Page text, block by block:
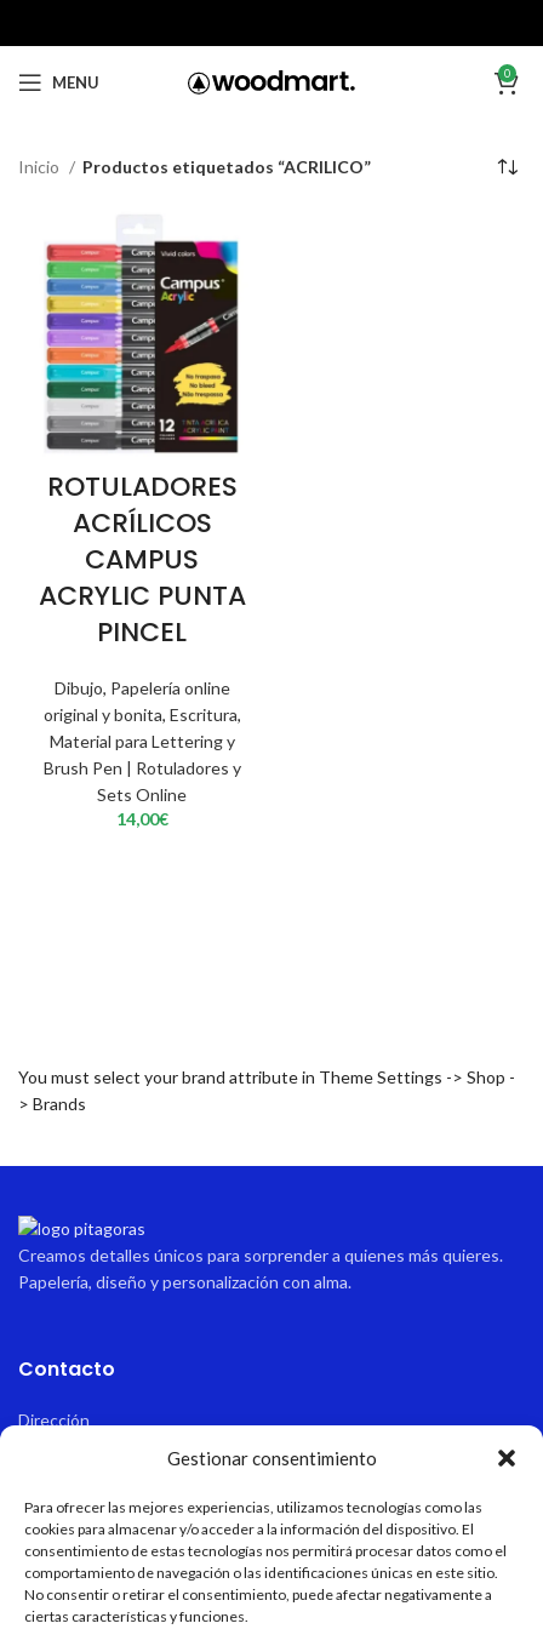
Gestionar consentimiento
Para ofrecer las mejores experiencias, utilizamos tecnologías como las
cookies para almacenar y/o acceder a la información del dispositivo. El
consentimiento de estas tecnologías nos permitirá procesar datos como el
comportamiento de navegación o las identificaciones únicas en este sitio.
No consentir o retirar el consentimiento, puede afectar negativamente a
ciertas características y funciones.
MENU 0
Inicio Productos etiquetados “ACRILICO”
ROTULADORES
ACRÍLICOS
CAMPUS
ACRYLIC PUNTA
PINCEL
Dibujo, Papelería online
original y bonita, Escritura,
Material para Lettering y
Brush Pen | Rotuladores y
Sets Online
14,00€
You must select your brand attribute in Theme Settings -> Shop -
> Brands
Creamos detalles únicos para sorprender a quienes más quieres.
Papelería, diseño y personalización con alma.
Contacto
Dirección
Avda sabinal 34, local 10 Roquetas de mar, Almería, España.
Email
pitagoraspapeleria@hotmail.com
Teléfono
+34 611 55 82 77